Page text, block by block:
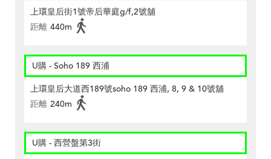
上環皇后街1號帝后華庭g/f,2號舖
距離 440m
U購 - Soho 189 西浦
上環皇后大道西189號soho 189 西浦, 8, 9 & 10號舖
距離 240m
U購 - 西營盤第3街